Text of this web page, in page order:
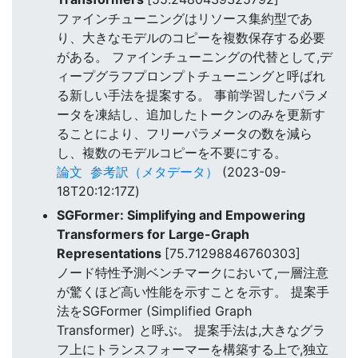
ファインチューニングはリソース集約型であ
り、大きなモデルのコピーを複数保存する必要
がある。 ファインチューニングの代替として,デ
ィープグラフプロンプトチューニングと呼ばれ
る新しい手法を提案する。 事前学習したパラメ
ータを凍結し、追加したトークンのみを更新す
ることにより、フリーパラメータの数を減ら
し、複数のモデルコピーを不要にする。
論文 参考訳（メタデータ）
(2023-09-
18T20:12:17Z)
SGFormer: Simplifying and Empowering
Transformers for Large-Graph
Representations [75.71298846760303]
ノード特性予測ベンチマークにおいて,一層注意
が驚くほど高い性能を示すことを示す。 提案手
法をSGFormer (Simplified Graph
Transformer) と呼ぶ。 提案手法は,大きなグラ
フ上にトランスフォーマーを構築する上で,独立